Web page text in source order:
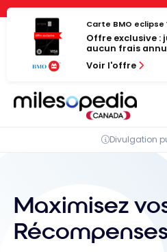
Panneau de gestion des
Passer
contenu
Carte BMO
Offre exclusive :
aucun frais
Voir l'offre
Divulgation
Maximisez